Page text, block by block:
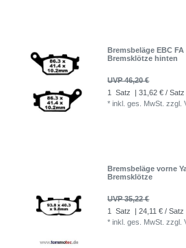
Bremsbeläge EBC
Bremsklötze hinten
UVP 46,20 €
1 Satz
| 31,62 € / Satz
*inkl. ges. MwSt. zzgl.
Bremsbeläge vorne
Bremsklötze
UVP 35,22 €
1 Satz
| 24,11 € / Satz
*inkl. ges. MwSt. zzgl.